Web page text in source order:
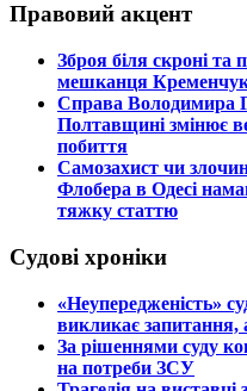
Правовий акцент
​Зброя біля скроні та
мешканця
​Справа Володимира
Полтавщині змінює
побиття
​Самозахист чи
Флобера в Одесі
тяжку статтю
Судові хроніки
​«Неупередженість»
викликає запитання,
​За рішеннями суду
на потреби ЗСУ